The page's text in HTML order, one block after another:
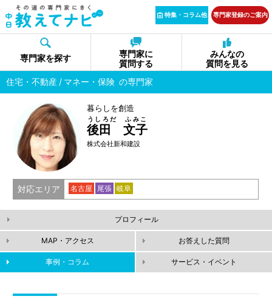
特集・コラム他 専門家登録のご案内
専門家を探す
専門家に
質問する
みんなの
質問を見る
住宅・不動産
マネー・保険 の専門家
暮らしを創造
後田 文子
うしろだ ふみこ
株式会社新和建設
対応エリア 名古屋 尾張 岐阜
プロフィール
MAP・アクセス お答えした質問
事例・コラム サービス・イベント